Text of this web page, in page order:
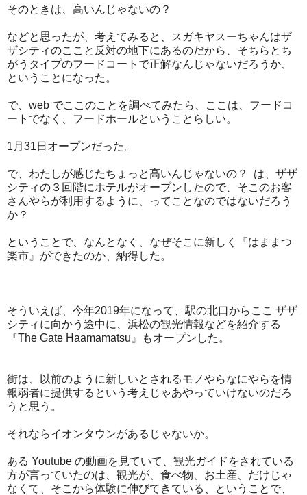
そのときは、高いんじゃないの？
などと思ったが、考えてみると、スガキヤスーちゃんはザ
ザシティのここと反対の地下にあるのだから、そちらとち
がうタイプのフードコートで正解なんじゃないだろうか、
ということになった。
で、web でここのことを調べてみたら、ここは、フードコ
ートでなく、フードホールということらしい。
1月31日オープンだった。
で、わたしが感じたちょっと高いんじゃないの？ は、ザザ
シティの３回階にホテルがオープンしたので、そこのお客
さんやらが利用するように、ってことなのではないだろう
か？
ということで、なんとなく、なぜそこに新しく『はままつ
楽市』ができたのか、納得した。
そういえば、今年2019年になって、駅の北口からここ ザザ
シティに向かう途中に、浜松の観光情報などを紹介する
『The Gate Haamamatsu』もオープンした。
街は、以前のように新しいとされるモノやらなにやらを情
報弱者に提供するという考えじゃあやっていけないのだろ
うと思う。
それならイオンタウンがあるじゃないか。
ある Youtube の動画を見ていて、観光ガイドをされている
方が言っていたのは、観光が、食べ物、お土産、だけじゃ
なくて、そこから体験に伸びてきている、ということで、